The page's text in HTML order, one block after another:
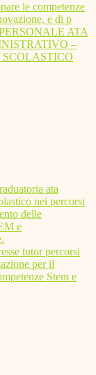
le competenze
e di p
ATA
–
ata
nei percorsi
delle
e
tutor percorsi
per il
Stem e